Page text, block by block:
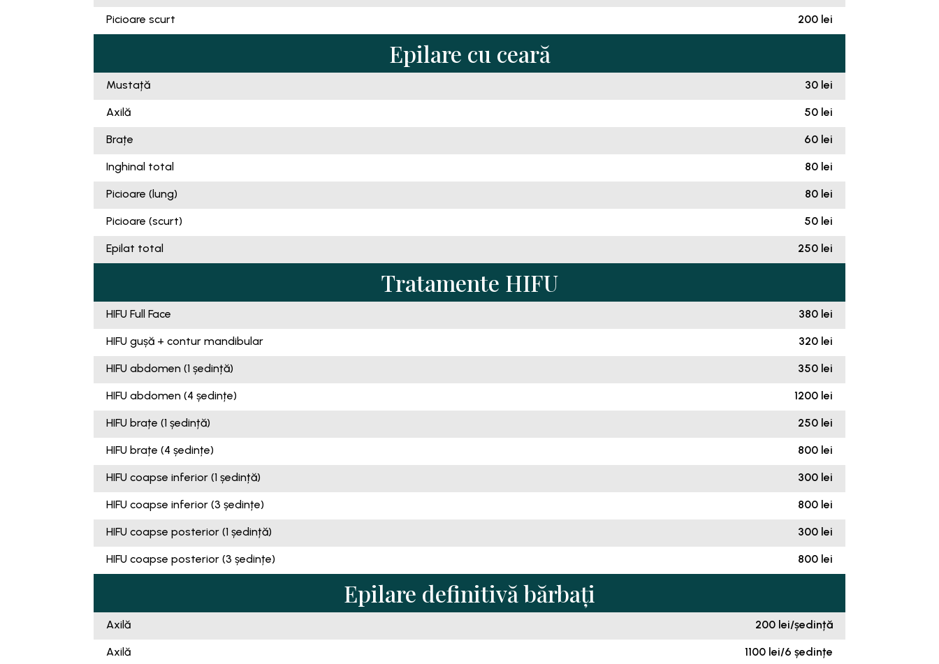
Picioare scurt 200 lei
Epilare cu ceară
Mustață 30 lei
Axilă 50 lei
Brațe 60 lei
Inghinal total 80 lei
Picioare (lung) 80 lei
Picioare (scurt) 50 lei
Epilat total 250 lei
Tratamente HIFU
HIFU Full Face 380 lei
HIFU gușă + contur mandibular 320 lei
HIFU abdomen (1 ședință) 350 lei
HIFU abdomen (4 ședințe) 1200 lei
HIFU brațe (1 ședință) 250 lei
HIFU brațe (4 ședințe) 800 lei
HIFU coapse inferior (1 ședință) 300 lei
HIFU coapse inferior (3 ședințe) 800 lei
HIFU coapse posterior (1 ședință) 300 lei
HIFU coapse posterior (3 ședințe) 800 lei
Epilare definitivă bărbați
Axilă 200 lei/ședință
Axilă 1100 lei/6 ședințe